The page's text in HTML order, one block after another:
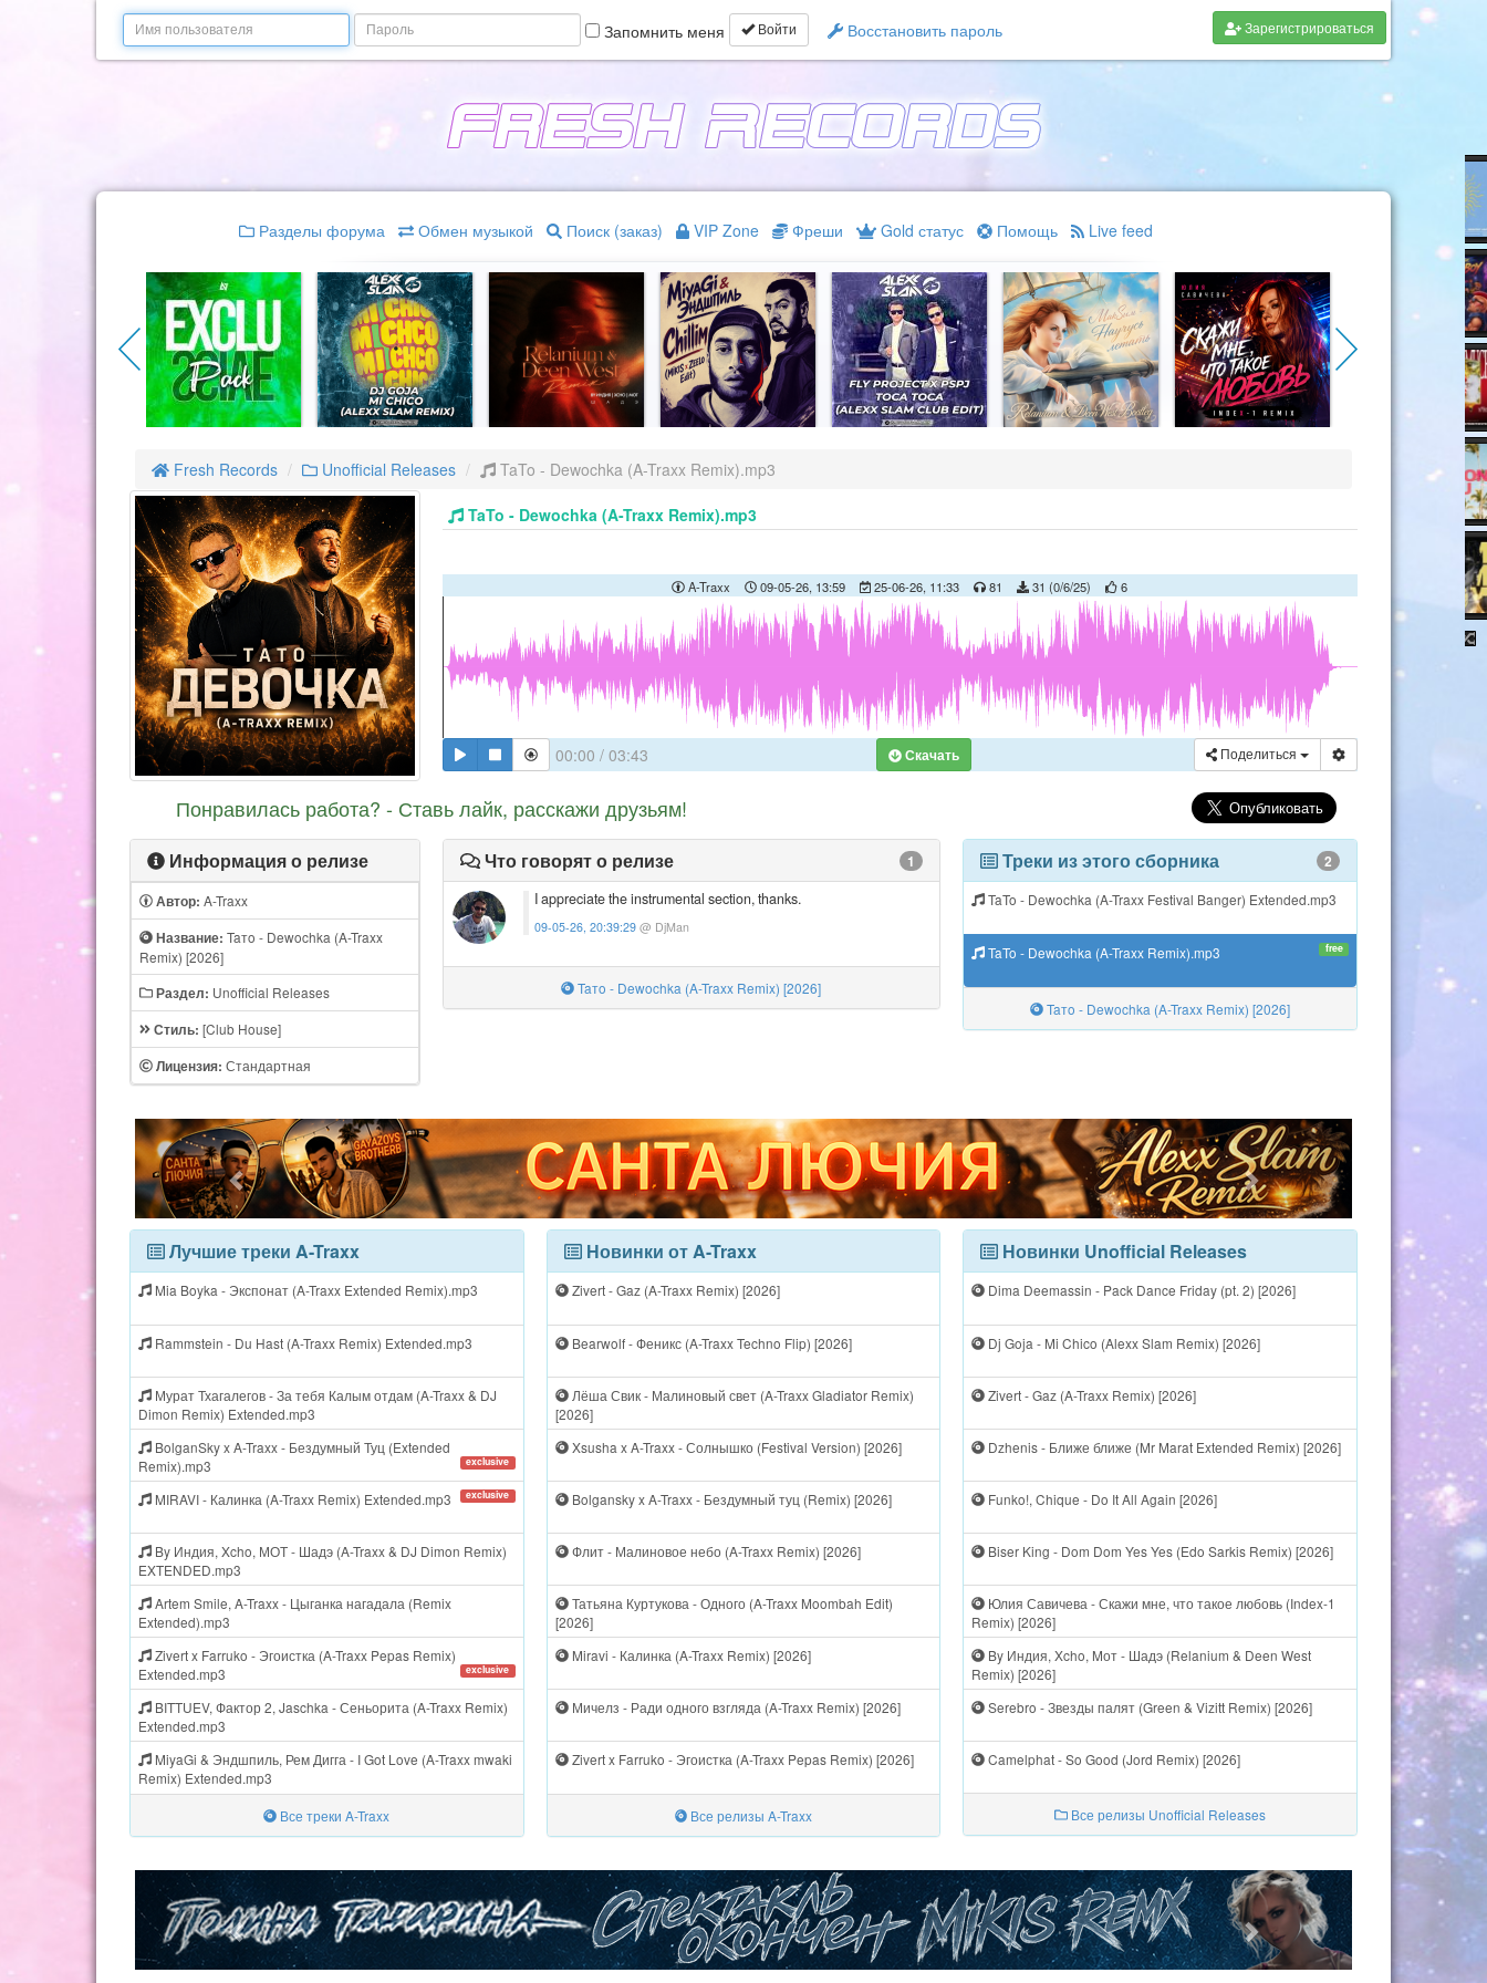
Email Пароль Запомнить меня Войти Восстановить пароль Зарегистрироваться
Разделы форума Обмен музыкой Поиск (заказ) VIP Zone Фреши Gold статус Помощь Live feed
Fresh Records Unofficial Releases TaTo - Dewochka (A-Traxx Remix).mp3
TaTo - Dewochka (A-Traxx Remix).mp3
A-Traxx 09-05-26, 13:59 25-06-26, 11:33 81 31 (0/6/25) 6
00:00 / 03:43 Скачать Поделиться
Понравилась работа? - Ставь лайк, расскажи друзьям!
Информация о релизе
Автор: A-Traxx
Название: Taтo - Dewochka (A-Traxx
Remix) [2026]
Раздел: Unofficial Releases
Стиль: [Club House]
Лицензия: Стандартная
Что говорят о релизе
1
I appreciate the instrumental section, thanks.
09-05-26, 20:39:29@ DjMan
Taтo - Dewochka (A-Traxx Remix) [2026]
Треки из этого сборника 2
TaTo - Dewochka (A-Traxx Festival Banger) Extended.mp3
TaTo - Dewochka (A-Traxx Remix).mp3 free
Taтo - Dewochka (A-Traxx Remix) [2026]
Лучшие треки A-Traxx
Mia Boyka - Экспонат (A-Traxx Extended Remix).mp3
Rammstein - Du Hast (A-Traxx Remix) Extended.mp3
Мурат Тхагалегов - За тебя Калым отдам (A-Traxx & DJ
Dimon Remix) Extended.mp3
BolganSky x A-Traxx - Бездумный Туц (Extended
Remix).mp3
exclusive
MIRAVI - Калинка (A-Traxx Remix) Extended.mp3 exclusive
By Индия, Xcho, МОТ - Шадэ (A-Traxx & DJ Dimon Remix)
EXTENDED.mp3
Artem Smile, A-Traxx - Цыганка нагадала (Remix
Extended).mp3
Zivert x Farruko - Эгоистка (A-Traxx Pepas Remix)
Extended.mp3
exclusive
BITTUEV, Фактор 2, Jaschka - Сеньорита (A-Traxx Remix)
Extended.mp3
MiyaGi & Эндшпиль, Рем Дигга - I Got Love (A-Traxx mwaki
Remix) Extended.mp3
Все треки A-Traxx
Новинки от A-Traxx
Zivert - Gaz (A-Traxx Remix) [2026]
Bearwolf - Феникс (A-Traxx Techno Flip) [2026]
Лёша Свик - Малиновый свет (A-Traxx Gladiator Remix)
[2026]
Xsusha x A-Traxx - Солнышко (Festival Version) [2026]
Bolgansky x A-Traxx - Бездумный туц (Remix) [2026]
Флит - Малиновое небо (A-Traxx Remix) [2026]
Татьяна Куртукова - Одного (A-Traxx Moombah Edit)
[2026]
Miravi - Калинка (A-Traxx Remix) [2026]
Мичелз - Ради одного взгляда (A-Traxx Remix) [2026]
Zivert x Farruko - Эгоистка (A-Traxx Pepas Remix) [2026]
Все релизы A-Traxx
Новинки Unofficial Releases
Dima Deemassin - Pack Dance Friday (pt. 2) [2026]
Dj Goja - Mi Chico (Alexx Slam Remix) [2026]
Zivert - Gaz (A-Traxx Remix) [2026]
Dzhenis - Ближе ближе (Mr Marat Extended Remix) [2026]
Funko!, Chique - Do It All Again [2026]
Biser King - Dom Dom Yes Yes (Edo Sarkis Remix) [2026]
Юлия Савичева - Скажи мне, что такое любовь (Index-1
Remix) [2026]
By Индия, Xcho, Mот - Шадэ (Relanium & Deen West
Remix) [2026]
Serebro - Звезды палят (Green & Vizitt Remix) [2026]
Camelphat - So Good (Jord Remix) [2026]
Все релизы Unofficial Releases